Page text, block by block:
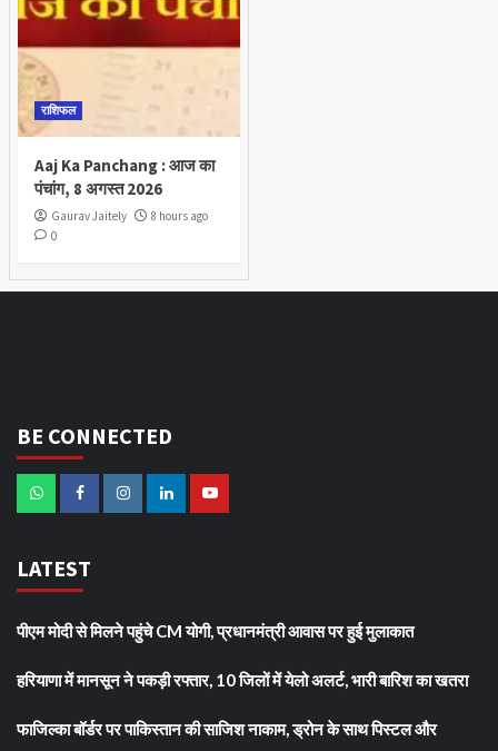
राशिफल
Aaj Ka Panchang : आज का
पंचांग, 8 अगस्त 2026
Gaurav Jaitely
8 hours ago
0
BE CONNECTED
LATEST
पीएम मोदी से मिलने पहुंचे CM योगी, प्रधानमंत्री आवास पर हुई मुलाकात
हरियाणा में मानसून ने पकड़ी रफ्तार, 10 जिलों में येलो अलर्ट, भारी बारिश का खतरा
फाजिल्का बॉर्डर पर पाकिस्तान की साजिश नाकाम, ड्रोन के साथ पिस्टल और